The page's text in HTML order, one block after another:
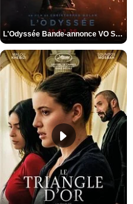
L'Odyssée Bande-annonce VO STFR